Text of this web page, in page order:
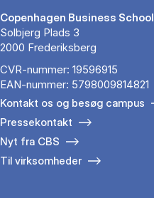
Copenhagen Business School
Solbjerg Plads 3
2000 Frederiksberg
CVR-nummer: 19596915
EAN-nummer: 5798009814821
Kontakt os og besøg campus
Pressekontakt
Nyt fra CBS
Til virksomheder